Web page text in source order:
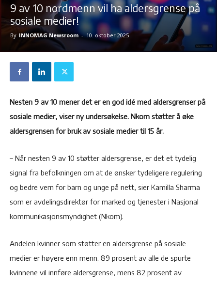
9 av 10 nordmenn vil ha aldersgrense på
sosiale medier!
By INNOMAG Newsroom - 10. oktober 2025
Nesten 9 av 10 mener det er en god idé med aldersgrenser på
sosiale medier, viser ny undersøkelse. Nkom støtter å øke
aldersgrensen for bruk av sosiale medier til 15 år.
– Når nesten 9 av 10 støtter aldersgrense, er det et tydelig
signal fra befolkningen om at de ønsker tydeligere regulering
og bedre vern for barn og unge på nett, sier Kamilla Sharma
som er avdelingsdirektør for marked og tjenester i Nasjonal
kommunikasjonsmyndighet (Nkom).
Andelen kvinner som støtter en aldersgrense på sosiale
medier er høyere enn menn. 89 prosent av alle de spurte
kvinnene vil innføre aldersgrense, mens 82 prosent av